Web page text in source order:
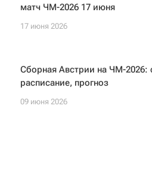
матч ЧМ-2026 17 июня
17 июня 2026
Сборная Австрии на ЧМ-2026:
расписание, прогноз
09 июня 2026